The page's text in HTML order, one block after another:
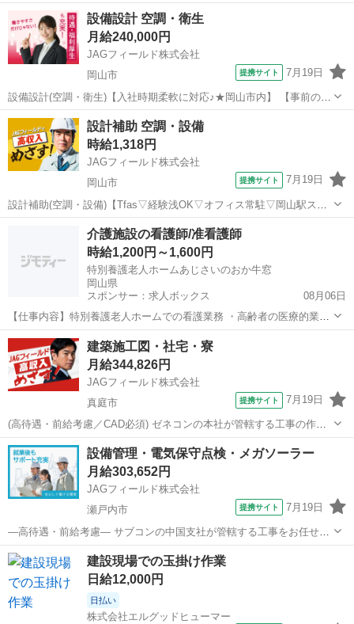
くゆく管理職なども目指せます！ 日給1万2000円～ 未経験者でも日給
1万2000円スタート！ ゆくゆく管理職なども目指せます！ 【勤務時
間】 8...
都窪郡 その他
設備設計 空調・衛生
月給240,000円
JAGフィールド株式会社
岡山市
提携サイト 7月19日
設備設計(空調・衛生)【入社時期柔軟に対応♪★岡山市内】 【事前の電
話・チャット相談可◎リモート面談OK】岡山市北区の大手サブコン支
店にて設計エンジニアの募集です。公共施設・ビル・教育施設などの
設備設計、積算、書類作成な...
岡山 岡山市 その他
設計補助 空調・設備
時給1,318円
JAGフィールド株式会社
岡山市
提携サイト 7月19日
設計補助(空調・設備)【Tfas▽経験浅OK▽オフィス常駐▽岡山駅ス
グ】 岡山支店所属のCADオペレーターを募集します。設計をメインに
下記業務をご担当頂きます。【業務内容】◇設計図作成・修正補助◇
付随する書類作成使用CA...
その他
介護施設の看護師/准看護師
時給1,200円～1,600円
特別養護老人ホームあじさいのおか牛窓
岡山県
スポンサー：求人ボックス
08月06日
【仕事内容】特別養護老人ホームでの看護業務 ・高齢者の医療的業
務、及び看護全般 ・健康管理 ・服薬管理 業務の変更範囲:変更なし 雇
用期間の定めあり 1年(原則更新) 転勤なし 【経験・資格】<応募要件>
看護師または准看護師 経...
アルバイト・パート
建築施工図・社宅・寮
月給344,826円
JAGフィールド株式会社
真庭市
提携サイト 7月19日
(高待遇・前給考慮／CAD必須) ゼネコンの本社が管轄する工事の作図
専任担当者を募集中！ あなたのスキル、しっかり評価します。新たな
ステージで、収入UPを実現！ 該当物件：寮・社宅/W造 【担当業務】
施工図(建築)...
岡山 真庭市 その他
設備管理・電気保守点検・メガソーラー
月給303,652円
JAGフィールド株式会社
瀬戸内市
提携サイト 7月19日
—高待遇・前給考慮— サブコンの中国支社が管轄する工事をお任せし
ます。 お任せする現場は太陽光発電設備(ソーラーパネルなど)を予定
しております。 仕事内容は太陽光発電設備の保守・点検業務です。 ・
瀬戸内市で就業をお...
岡山 瀬戸内市 その他
建設現場での玉掛け作業
日給12,000円
日払い
株式会社エルグッドヒューマー